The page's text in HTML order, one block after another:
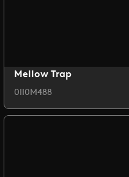
Mellow Trap
0II0M488